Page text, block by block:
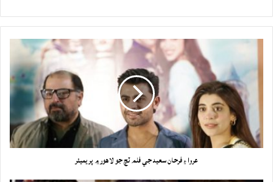
عروا ۽ فرحان سعيد جي فلم ٽچ جو لاهور ۾ پريميئر